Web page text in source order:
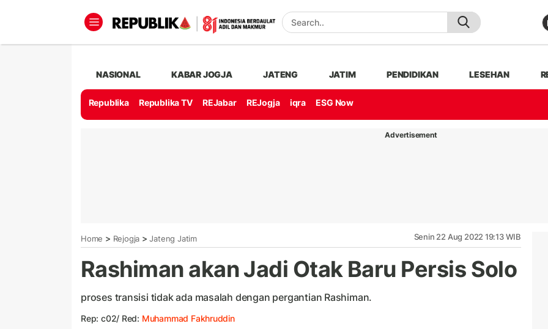
NASIONAL KABAR JOGJA JATENG JATIM PENDIDIKAN LESEHAN
Republika Republika TV REJabar REJogja iqra ESG Now
Advertisement
Home > Rejogja > Jateng Jatim Senin 22 Aug 2022 19:13 WIB
Rashiman akan Jadi Otak Baru Persis Solo
proses transisi tidak ada masalah dengan pergantian Rashiman.
Rep: c02/ Red: Muhammad Fakhruddin